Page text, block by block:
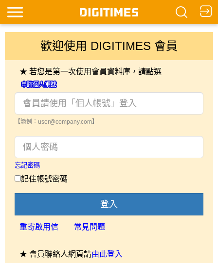
歡迎使用 DIGITIMES 會員
★ 若您是第一次使用會員資料庫，請點選
【範例：user@company.com】
忘記密碼
記住帳號密碼
登入
重寄啟用信 常見問題
★ 會員聯絡人網頁請由此登入